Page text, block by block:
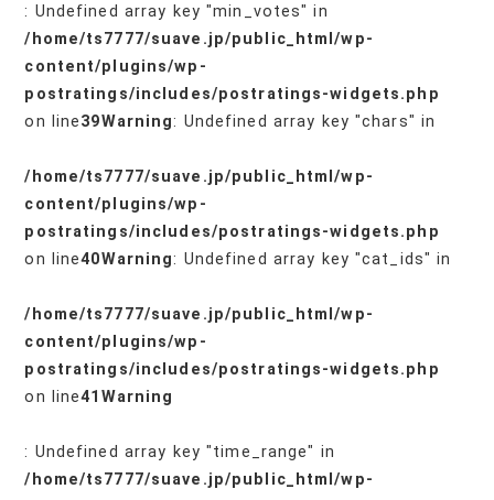
: Undefined array key "min_votes" in
/home/ts7777/suave.jp/public_html/wp-
content/plugins/wp-
postratings/includes/postratings-widgets.php
on line39Warning: Undefined array key "chars" in
/home/ts7777/suave.jp/public_html/wp-
content/plugins/wp-
postratings/includes/postratings-widgets.php
on line40Warning: Undefined array key "cat_ids" in
/home/ts7777/suave.jp/public_html/wp-
content/plugins/wp-
postratings/includes/postratings-widgets.php
on line41 Warning
: Undefined array key "time_range" in
/home/ts7777/suave.jp/public_html/wp-